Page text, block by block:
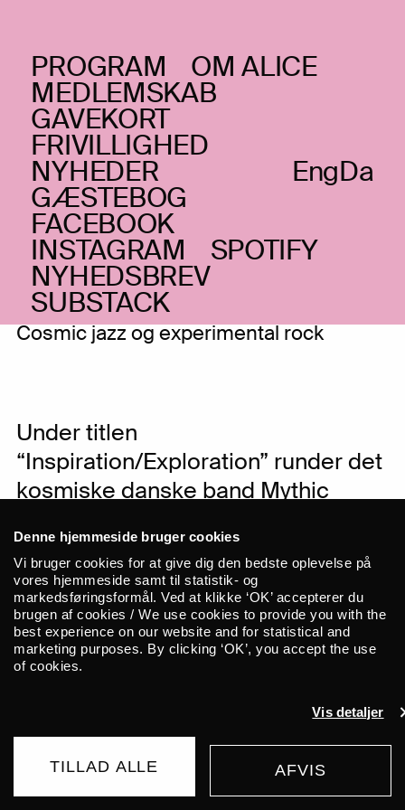
Denne hjemmeside bruger cookies
Vi bruger cookies for at give dig den bedste oplevelse på
vores hjemmeside samt til statistik- og
markedsføringsformål. Ved at klikke ‘OK’ accepterer du
brugen af cookies / We use cookies to provide you with the
best experience on our website and for statistical and
marketing purposes. By clicking ‘OK’, you accept the use
of cookies.
Vis detaljer
TILLAD ALLE AFVIS
PROGRAM OM ALICE
MEDLEMSKAB
GAVEKORT
FRIVILLIGHED
NYHEDER Da
Eng
GÆSTEBOG
FACEBOOK
INSTAGRAM SPOTIFY
NYHEDSBREV
SUBSTACK
LØRDAG _29.02.20
Mythic Sunship 2-day
Residency: Yuri, Muriel
Grossmann Quintet,
Narcosatanicos, Mythic
Sunship w. special
guests
Cosmic jazz og experimental rock
Under titlen
“Inspiration/Exploration” runder det
kosmiske danske band Mythic
af med 2 dages residency. En hel
mini-festival i festivalen, hvor du ud
over bandet selv kan opleve et
vidtfavnende spektrum af
inspirerende musikalske udtryk.
Muriel Grossmann Quintet og
Narcosatanicos inden Mythic
Sunship selv runder af med en